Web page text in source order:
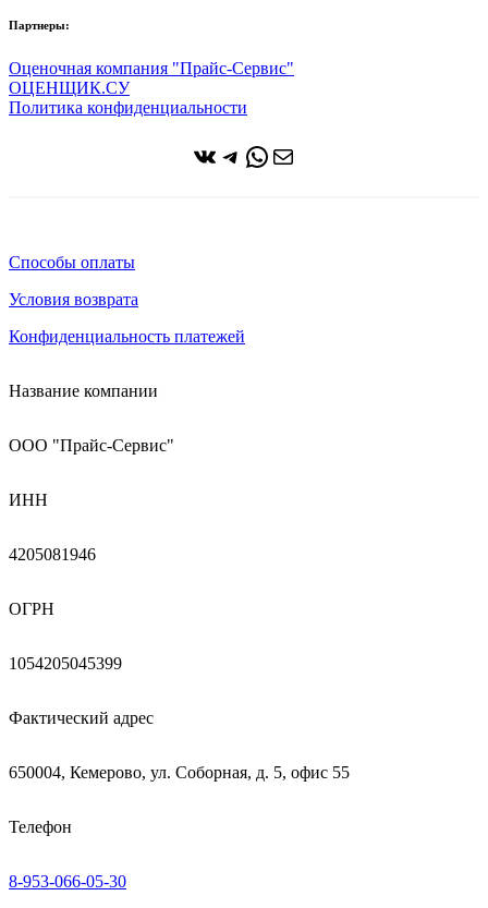
Партнеры:
Оценочная компания "Прайс-Сервис"
ОЦЕНЩИК.СУ
Политика конфиденциальности
ВКонтакте
Telegram
WhatsApp
Почта
Способы оплаты
Условия возврата
Конфиденциальность платежей
Название компании
ООО "Прайс-Сервис"
ИНН
4205081946
ОГРН
1054205045399
Фактический адрес
650004, Кемерово, ул. Соборная, д. 5, офис 55
Телефон
8-953-066-05-30